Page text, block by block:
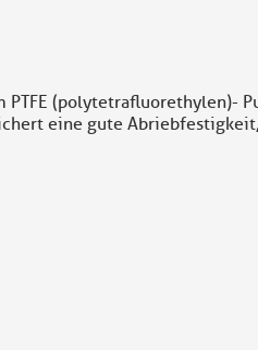
(polytetrafluorethylen)-
eine gute